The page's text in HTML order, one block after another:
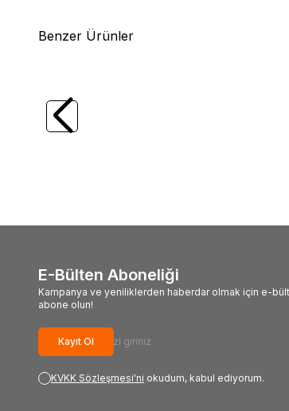
Benzer Ürünler
Shimano
MgS XTD Surf Olta Makinesi
E-Bülten Aboneliği
Kampanya ve yeniliklerden haberdar olmak için e-
abone olun!
Kayıt Ol
KVKK Sözleşmesi'ni okudum, kabul ediyorum.